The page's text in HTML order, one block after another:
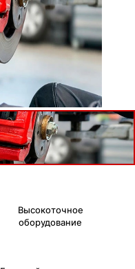
Высокоточное
оборудование